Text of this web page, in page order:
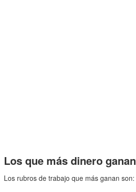
Los que más dinero ganan
Los rubros de trabajo que más ganan son: